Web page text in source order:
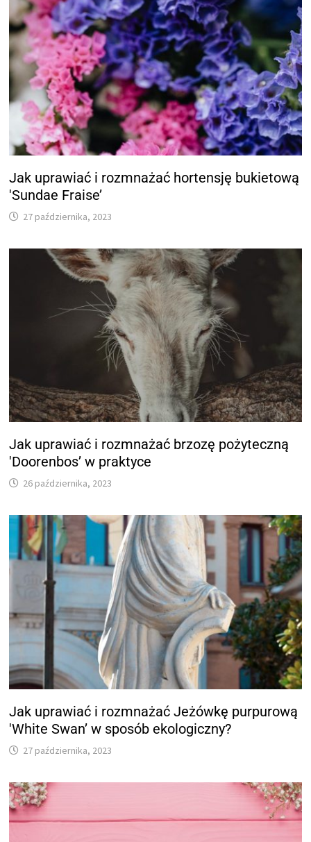
Jak uprawiać i rozmnażać hortensję bukietową
'Sundae Fraise’
27 października, 2023
Jak uprawiać i rozmnażać brzozę pożyteczną
'Doorenbos’ w praktyce
26 października, 2023
Jak uprawiać i rozmnażać Jeżówkę purpurową
'White Swan’ w sposób ekologiczny?
27 października, 2023